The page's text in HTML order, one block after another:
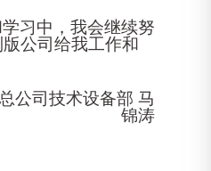
习中，我会继续努
公司给我工作和
公司技术设备部马
锦涛